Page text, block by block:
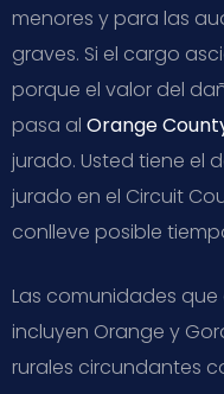
menores y para las
graves. Si el cargo
porque el valor del
pasa al Orange
jurado. Usted tiene el
jurado en el Circuit
conlleve posible
Las comunidades
incluyen Orange y
rurales circundantes